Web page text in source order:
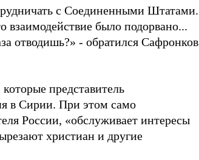
с Соединенными Штатами.
взаимодействие было подорвано...
отводишь?» - обратился Сафронков
представитель
в Сирии. При этом само
России, «обслуживает интересы
христиан и другие